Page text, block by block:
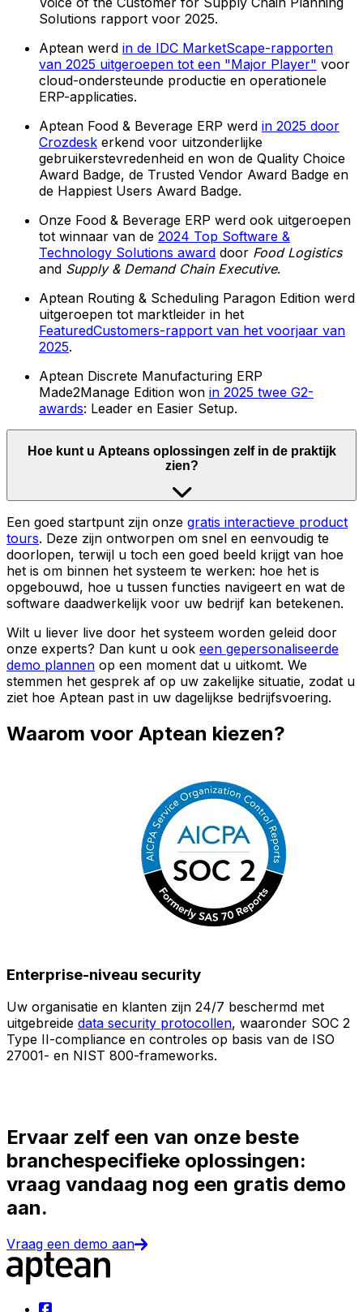
Solutions rapport voor 2025.
Aptean werd in de IDC MarketScape-rapporten
van 2025 uitgeroepen tot een "Major Player" voor
cloud-ondersteunde productie en operationele
ERP-applicaties.
Aptean Food & Beverage ERP werd in 2025 door
Crozdesk erkend voor uitzonderlijke
gebruikerstevredenheid en won de Quality Choice
Award Badge, de Trusted Vendor Award Badge en
de Happiest Users Award Badge.
Onze Food & Beverage ERP werd ook uitgeroepen
tot winnaar van de 2024 Top Software &
Technology Solutions award door Food Logistics
and Supply & Demand Chain Executive.
Aptean Routing & Scheduling Paragon Edition werd
uitgeroepen tot marktleider in het
FeaturedCustomers-rapport van het voorjaar van
2025.
Aptean Discrete Manufacturing ERP
Made2Manage Edition won in 2025 twee G2-
awards: Leader en Easier Setup.
Hoe kunt u Apteans oplossingen zelf in de praktijk
zien?
Een goed startpunt zijn onze gratis interactieve product
tours. Deze zijn ontworpen om snel en eenvoudig te
doorlopen, terwijl u toch een goed beeld krijgt van hoe
het is om binnen het systeem te werken: hoe het is
opgebouwd, hoe u tussen functies navigeert en wat de
software daadwerkelijk voor uw bedrijf kan betekenen.
Wilt u liever live door het systeem worden geleid door
onze experts? Dan kunt u ook een gepersonaliseerde
demo plannen op een moment dat u uitkomt. We
stemmen het gesprek af op uw zakelijke situatie, zodat u
ziet hoe Aptean past in uw dagelijkse bedrijfsvoering.
Waarom voor Aptean kiezen?
Enterprise-niveau security
Uw organisatie en klanten zijn 24/7 beschermd met
uitgebreide data security protocollen, waaronder SOC 2
Type II-compliance en controles op basis van de ISO
27001- en NIST 800-frameworks.
Ervaar zelf een van onze beste
branchespecifieke oplossingen:
vraag vandaag nog een gratis demo
aan.
Vraag een demo aan